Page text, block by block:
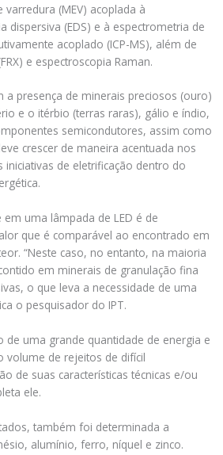
(MEV) acoplada à
dispersiva (EDS) e à espectrometria de
acoplado (ICP-MS), além de
e espectroscopia Raman.
a presença de minerais preciosos (ouro)
e o itérbio (terras raras), gálio e índio,
semicondutores, assim como
crescer de maneira acentuada nos
de eletrificação dentro do
uma lâmpada de LED é de
que é comparável ao encontrado em
“Neste caso, no entanto, na maioria
em minerais de granulação fina
o que leva a necessidade de uma
o pesquisador do IPT.
de uma grande quantidade de energia e
volume de rejeitos de difícil
de suas características técnicas e/ou
ele.
também foi determinada a
alumínio, ferro, níquel e zinco.